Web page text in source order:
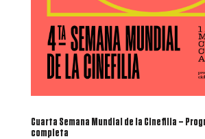
Cuarta Semana Mundial de la Cinefilia –
completa